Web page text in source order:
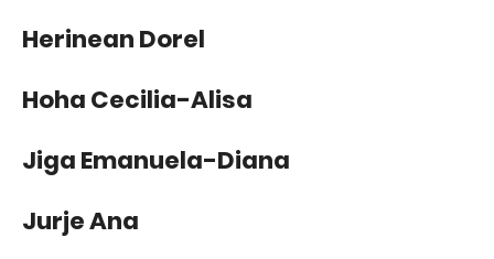
Herinean Dorel
Hoha Cecilia-Alisa
Jiga Emanuela-Diana
Jurje Ana